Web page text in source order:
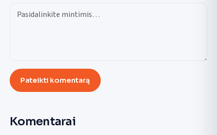
Pateikti komentarą
Komentarai